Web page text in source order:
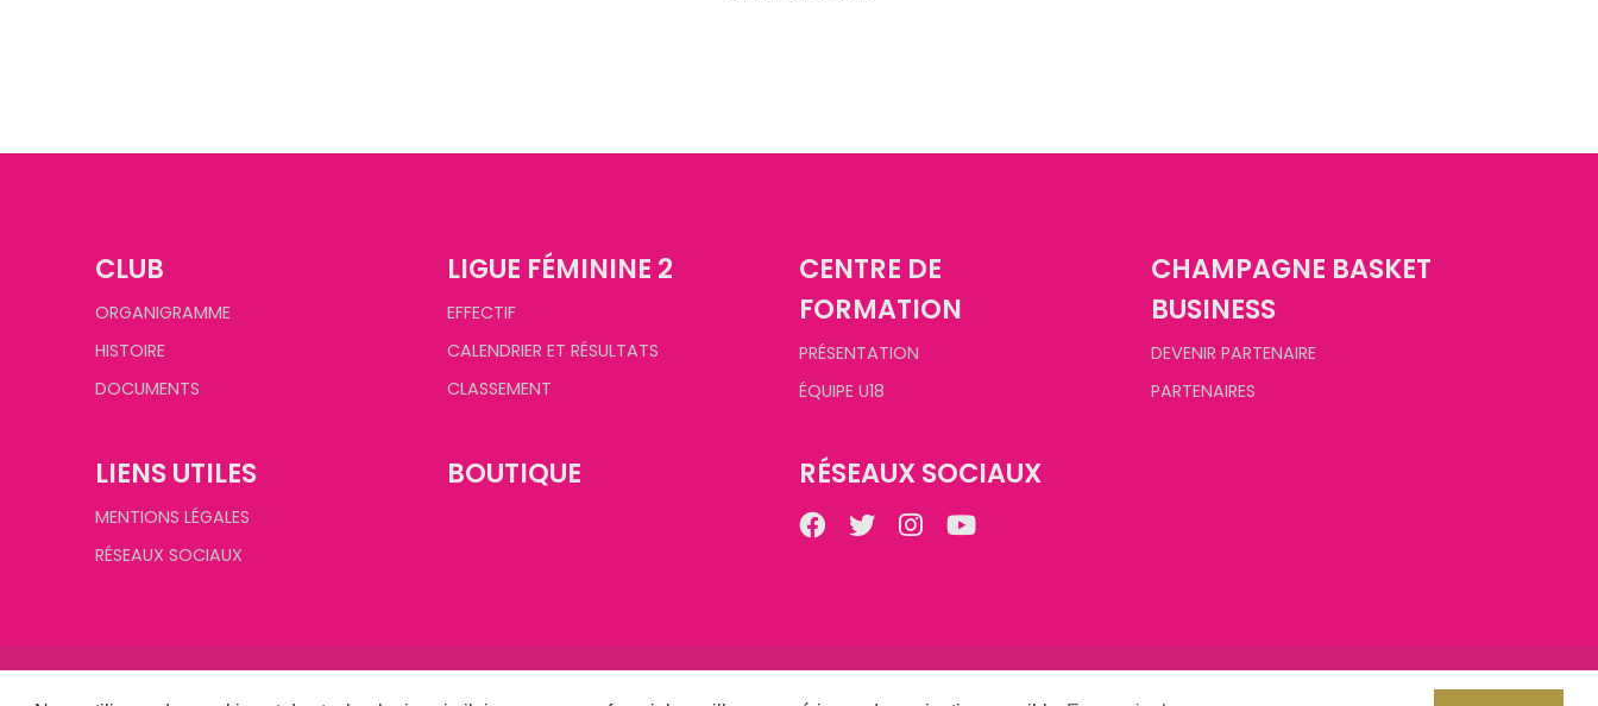
CLUB
ORGANIGRAMME
HISTOIRE
DOCUMENTS
LIGUE FÉMININE 2
EFFECTIF
CALENDRIER ET RÉSULTATS
CLASSEMENT
CENTRE DE
FORMATION
PRÉSENTATION
ÉQUIPE U18
CHAMPAGNE BASKET
BUSINESS
DEVENIR PARTENAIRE
PARTENAIRES
LIENS UTILES
MENTIONS LÉGALES
RÉSEAUX SOCIAUX
BOUTIQUE RÉSEAUX SOCIAUX